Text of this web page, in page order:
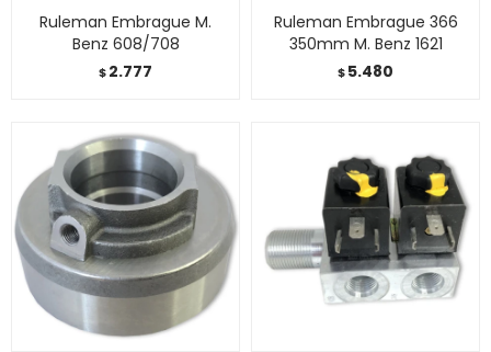
Ruleman Embrague M.
Benz 608/708
$2.777
Ruleman Embrague 366
350mm M. Benz 1621
$5.480